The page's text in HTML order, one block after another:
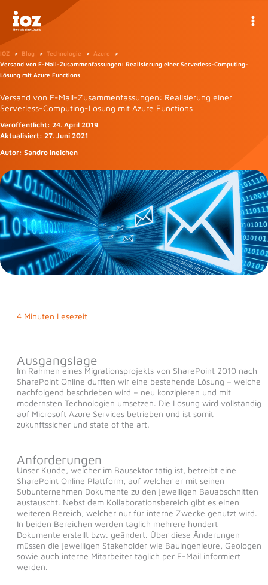
Inhalt
springen
IOZ Blog Technologie
Azure
Versand von E-Mail-Zusammenfassungen: Realisierung einer Serverless-Computing-
Lösung mit Azure Functions
Versand von E-Mail-Zusammenfassungen: Realisierung einer
Serverless-Computing-Lösung mit Azure Functions
Veröffentlicht: 24. April 2019
Aktualisiert: 27. Juni 2021
Autor: Sandro Ineichen
4 Minuten Lesezeit
Ausgangslage
Im Rahmen eines Migrationsprojekts von SharePoint 2010 nach
SharePoint Online durften wir eine bestehende Lösung – welche
nachfolgend beschrieben wird – neu konzipieren und mit
modernsten Technologien umsetzen. Die Lösung wird vollständig
auf Microsoft Azure Services betrieben und ist somit
zukunftssicher und state of the art.
Anforderungen
Unser Kunde, welcher im Bausektor tätig ist, betreibt eine
SharePoint Online Plattform, auf welcher er mit seinen
Subunternehmen Dokumente zu den jeweiligen Bauabschnitten
austauscht. Nebst dem Kollaborationsbereich gibt es einen
weiteren Bereich, welcher nur für interne Zwecke genutzt wird.
In beiden Bereichen werden täglich mehrere hundert
Dokumente erstellt bzw. geändert. Über diese Änderungen
müssen die jeweiligen Stakeholder wie Bauingenieure, Geologen
sowie auch interne Mitarbeiter täglich per E-Mail informiert
werden.